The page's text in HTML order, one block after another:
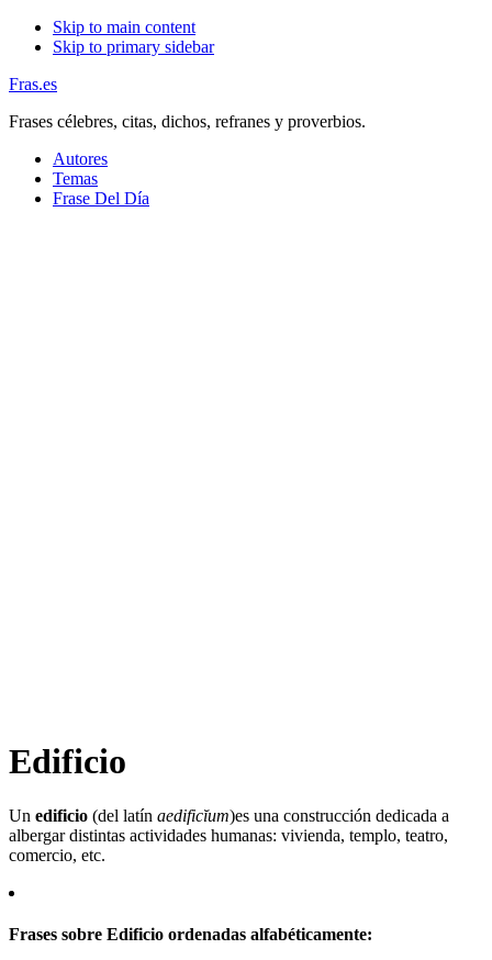
Skip to main content
Skip to primary sidebar
Fras.es
Frases célebres, citas, dichos, refranes y proverbios.
Autores
Temas
Frase Del Día
Edificio
Un edificio (del latín aedificĭum)​es una construcción dedicada a
albergar distintas actividades humanas: vivienda, templo, teatro,
comercio, etc.
Frases sobre Edificio ordenadas alfabéticamente: